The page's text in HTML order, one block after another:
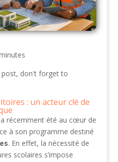
post, don't forget to
: un acteur clé de
récemment été au cœur de
à son programme destiné
. En effet, la nécessité de
scolaires s’impose